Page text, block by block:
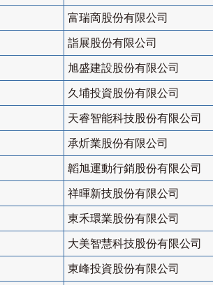
富瑞啇股份有限公司
詣展股份有限公司
旭盛建設股份有限公司
久埔投資股份有限公司
天睿智能科技股份有限公司
承炘業股份有限公司
韜旭運動行銷股份有限公司
祥暉新技股份有限公司
東禾環業股份有限公司
大美智慧科技股份有限公司
東峰投資股份有限公司